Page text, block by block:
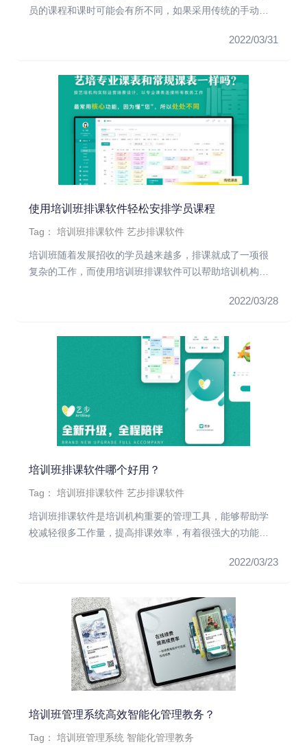
员的课程和课时可能会有所不同，如果采用传统的手动考
2022/03/31
使用培训班排课软件轻松安排学员课程
Tag：培训班排课软件 艺步排课软件
培训班随着发展招收的学员越来越多，排课就成了一项很
复杂的工作，而使用培训班排课软件可以帮助培训机构轻
2022/03/28
培训班排课软件哪个好用？
Tag：培训班排课软件 艺步排课软件
培训班排课软件是培训机构重要的管理工具，能够帮助学
校减轻很多工作量，提高排课效率，有着很强大的功能。
2022/03/23
培训班管理系统高效智能化管理教务？
Tag：培训班管理系统 智能化管理教务